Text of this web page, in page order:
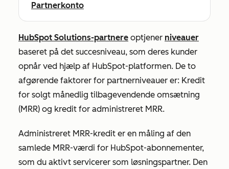
Partnerkonto
HubSpot Solutions-partnere optjener niveauer
baseret på det succesniveau, som deres kunder
opnår ved hjælp af HubSpot-platformen. De to
afgørende faktorer for partnerniveauer er: Kredit
for solgt månedlig tilbagevendende omsætning
(MRR) og kredit for administreret MRR.
Administreret MRR-kredit er en måling af den
samlede MRR-værdi for HubSpot-abonnementer,
som du aktivt servicerer som løsningspartner. Den